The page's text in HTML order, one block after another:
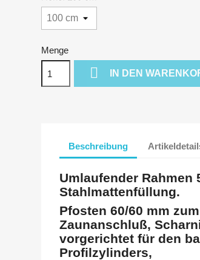
Menge
 IN DEN
Beschreibung
Umlaufender Rahmen
Stahlmattenfüllung.
Pfosten 60/60 mm
Zaunanschluß,
vorgerichtet für den
Profilzylinders,